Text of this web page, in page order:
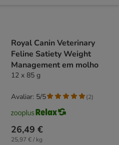
Royal Canin Veterinary
Feline Satiety Weight
Management em molho
12 x 85 g
26,49 €
25,97 € / kg
Avaliar: 5/5 (2)